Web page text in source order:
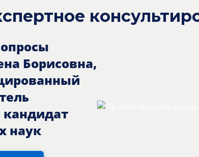
Борисовна,
кандидат
наук